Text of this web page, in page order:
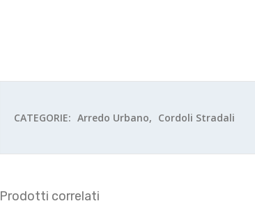
CATEGORIE: Arredo Urbano, Cordoli Stradali
Prodotti correlati